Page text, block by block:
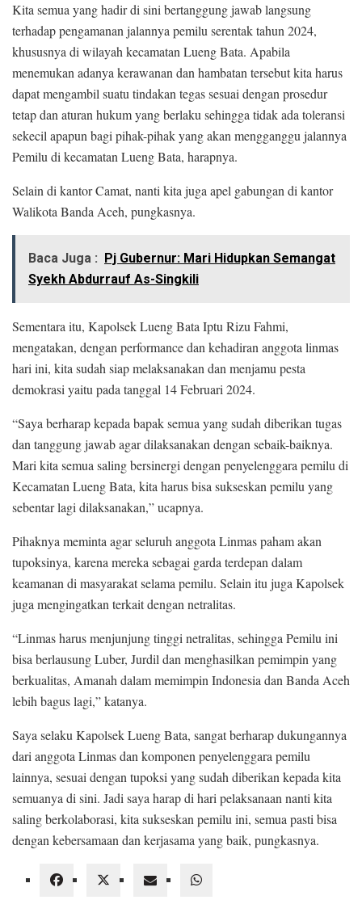
Kita semua yang hadir di sini bertanggung jawab langsung
terhadap pengamanan jalannya pemilu serentak tahun 2024,
khususnya di wilayah kecamatan Lueng Bata. Apabila
menemukan adanya kerawanan dan hambatan tersebut kita harus
dapat mengambil suatu tindakan tegas sesuai dengan prosedur
tetap dan aturan hukum yang berlaku sehingga tidak ada toleransi
sekecil apapun bagi pihak-pihak yang akan mengganggu jalannya
Pemilu di kecamatan Lueng Bata, harapnya.
Selain di kantor Camat, nanti kita juga apel gabungan di kantor
Walikota Banda Aceh, pungkasnya.
Baca Juga :
Pj Gubernur: Mari Hidupkan Semangat
Syekh Abdurrauf As-Singkili
Sementara itu, Kapolsek Lueng Bata Iptu Rizu Fahmi,
mengatakan, dengan performance dan kehadiran anggota linmas
hari ini, kita sudah siap melaksanakan dan menjamu pesta
demokrasi yaitu pada tanggal 14 Februari 2024.
“Saya berharap kepada bapak semua yang sudah diberikan tugas
dan tanggung jawab agar dilaksanakan dengan sebaik-baiknya.
Mari kita semua saling bersinergi dengan penyelenggara pemilu di
Kecamatan Lueng Bata, kita harus bisa sukseskan pemilu yang
sebentar lagi dilaksanakan,” ucapnya.
Pihaknya meminta agar seluruh anggota Linmas paham akan
tupoksinya, karena mereka sebagai garda terdepan dalam
keamanan di masyarakat selama pemilu. Selain itu juga Kapolsek
juga mengingatkan terkait dengan netralitas.
“Linmas harus menjunjung tinggi netralitas, sehingga Pemilu ini
bisa berlausung Luber, Jurdil dan menghasilkan pemimpin yang
berkualitas, Amanah dalam memimpin Indonesia dan Banda Aceh
lebih bagus lagi,” katanya.
Saya selaku Kapolsek Lueng Bata, sangat berharap dukungannya
dari anggota Linmas dan komponen penyelenggara pemilu
lainnya, sesuai dengan tupoksi yang sudah diberikan kepada kita
semuanya di sini. Jadi saya harap di hari pelaksanaan nanti kita
saling berkolaborasi, kita sukseskan pemilu ini, semua pasti bisa
dengan kebersamaan dan kerjasama yang baik, pungkasnya.